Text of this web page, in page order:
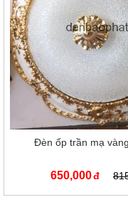
Đèn ốp trần mạ
650,000